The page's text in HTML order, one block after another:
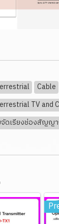
Cable
TV and
ดเรียงช่องสัญญ